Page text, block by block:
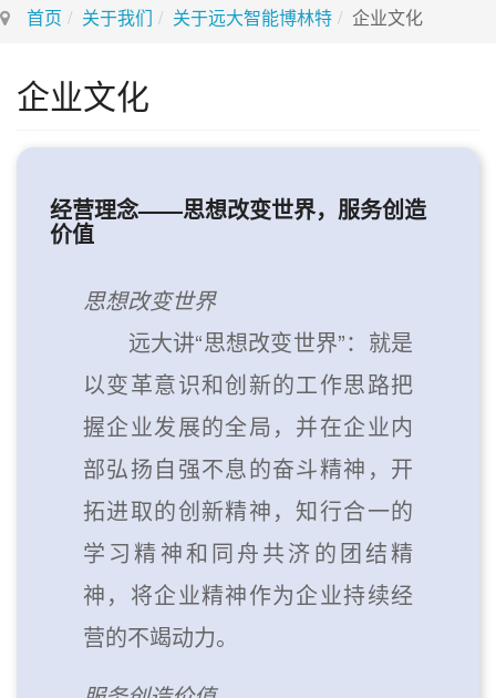
首页 关于我们 关于远大智能博林特 企业文化
企业文化
经营理念——思想改变世界，服务创造
价值
思想改变世界
远大讲“思想改变世界”：就是
以变革意识和创新的工作思路把
握企业发展的全局，并在企业内
部弘扬自强不息的奋斗精神，开
拓进取的创新精神，知行合一的
学习精神和同舟共济的团结精
神，将企业精神作为企业持续经
营的不竭动力。